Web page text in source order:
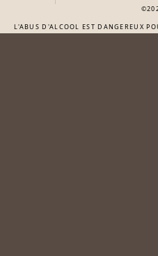
L'ABUS D'ALCOOL EST DANGEREUX